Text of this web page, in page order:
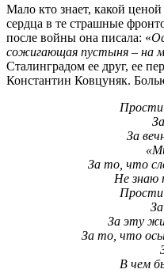
Мало кто знает, какой ценой
сердца в те страшные
после войны она писала: «
сожигающая пустыня – на
Сталинградом ее друг, ее
Константин Ковцуняк.
Прости
За
За то, что
Не знаю
Прости
За эту
За то, что
В чем